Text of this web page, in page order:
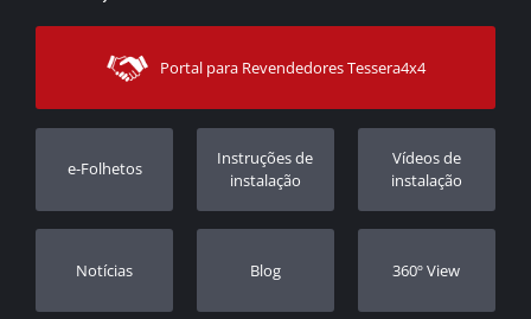
Sitemap
Modos de Enviο
Contacto
Apoio ao cliente
Rastrear ordem
Revendedores
Portal para Revendedores Tessera4x4
e-Folhetos
Instruções de
instalação
Vídeos de
instalação
Notícias Blog 360º View